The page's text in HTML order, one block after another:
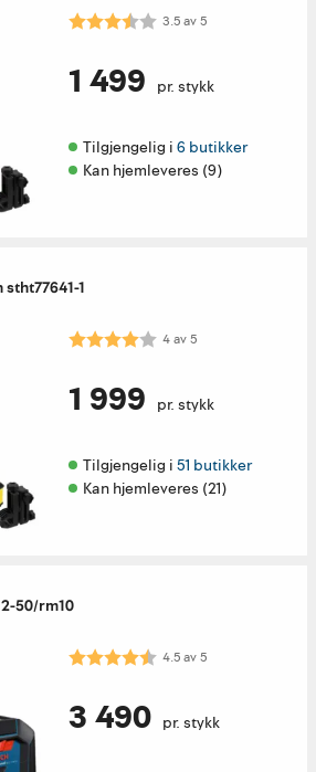
Karakter: 3.5 av 5 mulige
3.5av5
1 499 pr. stykk
Tilgjengelig i 6 butikker
Kan hjemleveres (9)
1
Karakter: 4.0 av 5 mulige
4av5
1 999 pr. stykk
Tilgjengelig i 51 butikker
Kan hjemleveres (21)
50/rm10
Karakter: 4.5 av 5 mulige
4.5av5
3 490 pr. stykk